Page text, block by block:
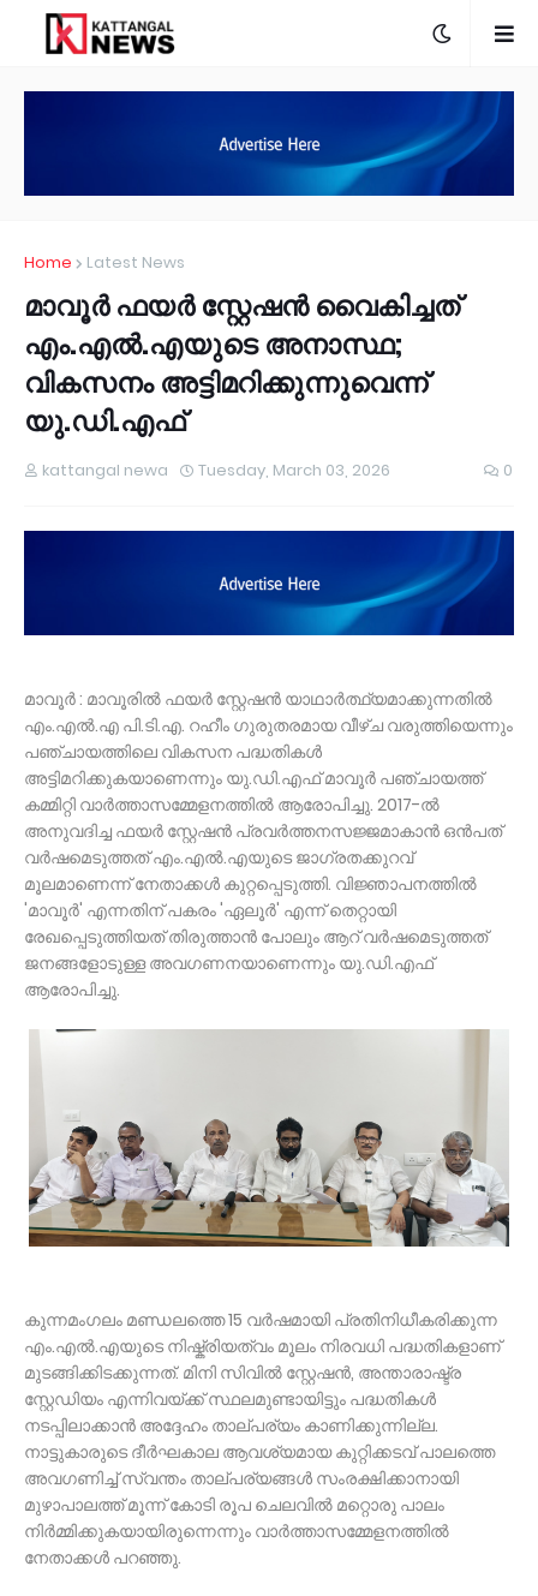
Home Latest News
മാവൂർ ഫയർ സ്റ്റേഷൻ വൈകിച്ചത്
എം.എൽ.എയുടെ അനാസ്ഥ;
വികസനം അട്ടിമറിക്കുന്നുവെന്ന്
യു.ഡി.എഫ്
kattangal newa Tuesday, March 03, 2026 0
മാവൂർ : മാവൂരിൽ ഫയർ സ്റ്റേഷൻ യാഥാർത്ഥ്യമാക്കുന്നതിൽ
എം.എൽ.എ പി.ടി.എ. റഹീം ഗുരുതരമായ വീഴ്ച വരുത്തിയെന്നും
പഞ്ചായത്തിലെ വികസന പദ്ധതികൾ
അട്ടിമറിക്കുകയാണെന്നും യു.ഡി.എഫ് മാവൂർ പഞ്ചായത്ത്
കമ്മിറ്റി വാർത്താസമ്മേളനത്തിൽ ആരോപിച്ചു. 2017-ൽ
അനുവദിച്ച ഫയർ സ്റ്റേഷൻ പ്രവർത്തനസജ്ജമാകാൻ ഒൻപത്
വർഷമെടുത്തത് എം.എൽ.എയുടെ ജാഗ്രതക്കുറവ്
മൂലമാണെന്ന് നേതാക്കൾ കുറ്റപ്പെടുത്തി. വിജ്ഞാപനത്തിൽ
'മാവൂർ' എന്നതിന് പകരം 'ഏലൂർ' എന്ന് തെറ്റായി
രേഖപ്പെടുത്തിയത് തിരുത്താൻ പോലും ആറ് വർഷമെടുത്തത്
ജനങ്ങളോടുള്ള അവഗണനയാണെന്നും യു.ഡി.എഫ്
ആരോപിച്ചു.
കുന്നമംഗലം മണ്ഡലത്തെ 15 വർഷമായി പ്രതിനിധീകരിക്കുന്ന
എം.എൽ.എയുടെ നിഷ്ക്രിയത്വം മൂലം നിരവധി പദ്ധതികളാണ്
മുടങ്ങിക്കിടക്കുന്നത്. മിനി സിവിൽ സ്റ്റേഷൻ, അന്താരാഷ്ട്ര
സ്റ്റേഡിയം എന്നിവയ്ക്ക് സ്ഥലമുണ്ടായിട്ടും പദ്ധതികൾ
നടപ്പിലാക്കാൻ അദ്ദേഹം താല്പര്യം കാണിക്കുന്നില്ല.
നാട്ടുകാരുടെ ദീർഘകാല ആവശ്യമായ കുറ്റിക്കടവ് പാലത്തെ
അവഗണിച്ച് സ്വന്തം താല്പര്യങ്ങൾ സംരക്ഷിക്കാനായി
മുഴാപാലത്ത് മൂന്ന് കോടി രൂപ ചെലവിൽ മറ്റൊരു പാലം
നിർമ്മിക്കുകയായിരുന്നെന്നും വാർത്താസമ്മേളനത്തിൽ
നേതാക്കൾ പറഞ്ഞു.